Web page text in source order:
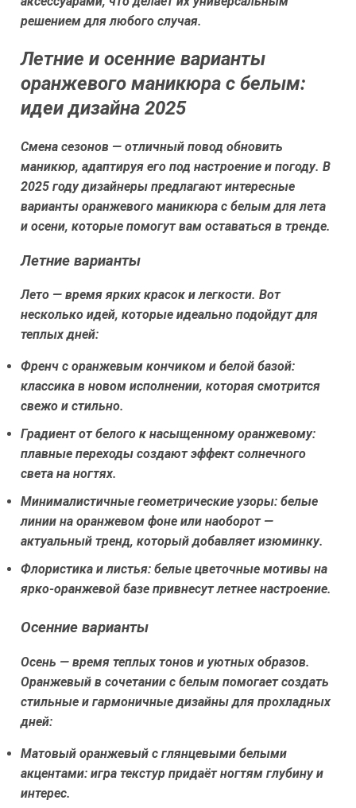
решением для любого случая.
Летние и осенние варианты
оранжевого маникюра с белым:
идеи дизайна 2025
Смена сезонов — отличный повод обновить
маникюр, адаптируя его под настроение и погоду. В
2025 году дизайнеры предлагают интересные
варианты оранжевого маникюра с белым для лета
и осени, которые помогут вам оставаться в тренде.
Летние варианты
Лето — время ярких красок и легкости. Вот
несколько идей, которые идеально подойдут для
теплых дней:
Френч с оранжевым кончиком и белой базой:
классика в новом исполнении, которая смотрится
свежо и стильно.
Градиент от белого к насыщенному оранжевому:
плавные переходы создают эффект солнечного
света на ногтях.
Минималистичные геометрические узоры: белые
линии на оранжевом фоне или наоборот —
актуальный тренд, который добавляет изюминку.
Флористика и листья: белые цветочные мотивы на
ярко-оранжевой базе привнесут летнее настроение.
Осенние варианты
Осень — время теплых тонов и уютных образов.
Оранжевый в сочетании с белым помогает создать
стильные и гармоничные дизайны для прохладных
дней:
Матовый оранжевый с глянцевыми белыми
акцентами: игра текстур придаёт ногтям глубину и
интерес.